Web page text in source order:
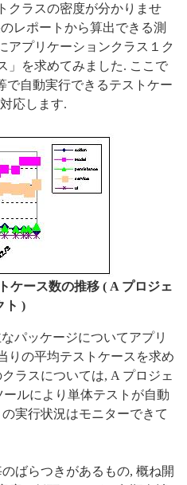
クラスの密度が分かりませ
レポートから算出できる測
アプリケーションクラス１ク
」を求めてみました. ここで
で自動実行できるテストケー
応します.
ケース数の推移 ( A プロジェ
ト )
パッケージについてアプリ
りの平均テストケースを求め
ラスについては, A プロジェ
ルにより単体テストが自動
実行状況はモニターできて
ばらつきがあるもの, 概ね開